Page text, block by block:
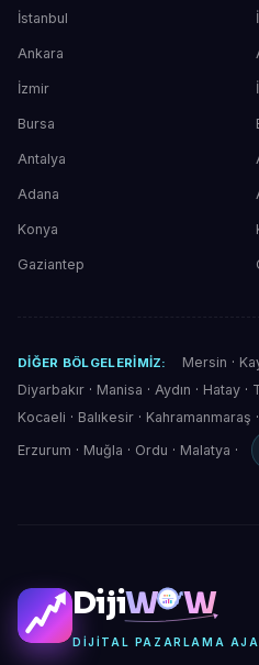
İstanbul
Ankara
İzmir
Bursa
Antalya
Adana
Konya
Gaziantep
DIĞER BÖLGELERIMIZ: Mersin ·
Diyarbakır · Manisa · Aydın · Hatay ·
Kocaeli · Balıkesir · Kahramanmaraş ·
Erzurum · Muğla · Ordu · Malatya ·
DijiW W
DIJITAL PAZARLAMA